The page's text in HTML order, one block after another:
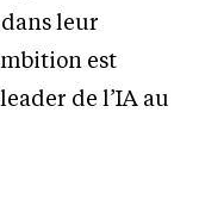
leur
est
de l’IA au